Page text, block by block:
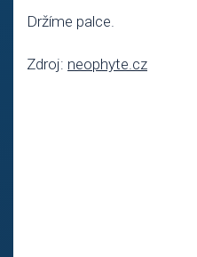
Držíme palce.
Zdroj: neophyte.cz